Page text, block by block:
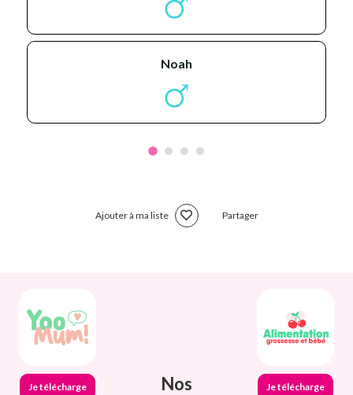
noah
Ajouter à ma liste Partager
Je télécharge
Nos
Je télécharge